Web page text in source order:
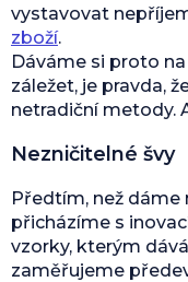
vystavovat
zboží.
Dáváme si proto
záležet, je pravda,
netradiční metody.
Nezničitelné švy
Předtím, než dáme
přicházíme s
vzorky, kterým
zaměřujeme